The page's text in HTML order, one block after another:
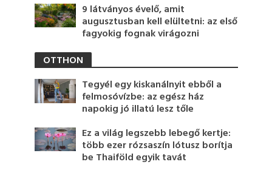
9 látványos évelő, amit
augusztusban kell elültetni: az első
fagyokig fognak virágozni
OTTHON
Tegyél egy kiskanálnyit ebből a
felmosóvízbe: az egész ház
napokig jó illatú lesz tőle
Ez a világ legszebb lebegő kertje:
több ezer rózsaszín lótusz borítja
be Thaiföld egyik tavát